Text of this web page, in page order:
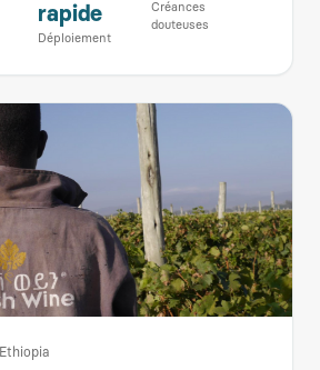
rapide
Déploiement
Créances
douteuses
Ethiopia